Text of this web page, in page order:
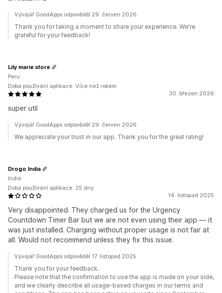
Vývojář GoodApps odpověděl 29. červen 2026
Thank you for taking a moment to share your experience. We're
grateful for your feedback!
30. březen 2026
super util
Lily marie store
Peru
Doba používání aplikace: Více než rokem
Vývojář GoodApps odpověděl 29. červen 2026
We appreciate your trust in our app. Thank you for the great rating!
14. listopad 2025
Very disappointed. They charged us for the Urgency
Countdown Timer Bar but we are not even using their app — it
was just installed. Charging without proper usage is not fair at
all. Would not recommend unless they fix this issue.
Drogo India
Indie
Doba používání aplikace: 25 dny
Vývojář GoodApps odpověděl 17. listopad 2025
Thank you for your feedback.
Please note that the confirmation to use the app is made on your side,
and we clearly describe all usage-based charges in our terms and